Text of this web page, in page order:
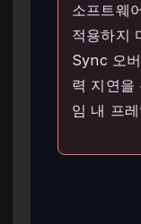
소프트웨
적용하지
Sync 오
력 지연을
임 내 프